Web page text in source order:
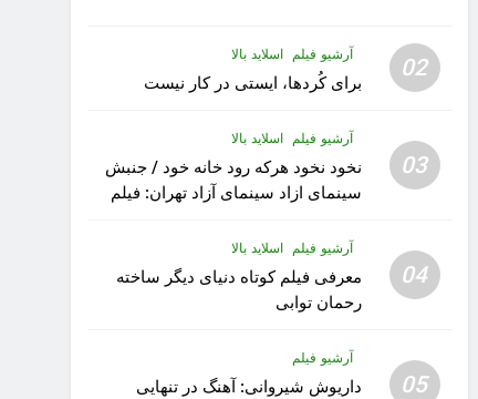
02 آرشیو فیلم اسلاید بالا
برای کُردها، ایستی در کار نیست
03
آرشیو فیلم اسلاید بالا
نخود نخود هرکه رود خانه خود / جنبش
سینمای ازاد سینمای آزاد تهران: فیلم
04
آرشیو فیلم اسلاید بالا
معرفی فیلم کوتاه دنیای دیگر ساخته
رحمان توابی
05
آرشیو فیلم
داریوش شیروانی: آهنگ در تنهایی